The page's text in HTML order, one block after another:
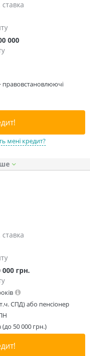
000
правовстановлюючі
мені кредит?
грн.
СПД) або пенсіонер
(до 50 000 грн.)